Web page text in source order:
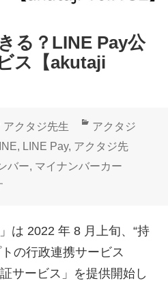
る？LINE Pay公
ス【akutaji
作
成
者
アクタジ先生
カ
テ
ゴ
アクタジ
, LINE Pay, アクタジ先
バー, マイナンバーカー
きる？LINE Pay公的個人認証サ
は 2022 年 8 月上旬、“持
の行政連携サービス
サービス」を提供開始し